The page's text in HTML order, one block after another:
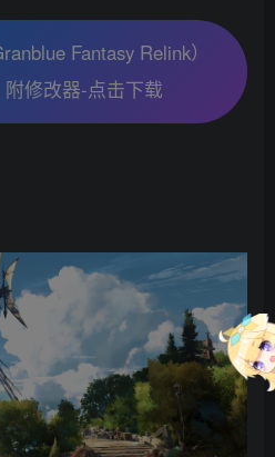
Fantasy Relink）
修改器-点击下载